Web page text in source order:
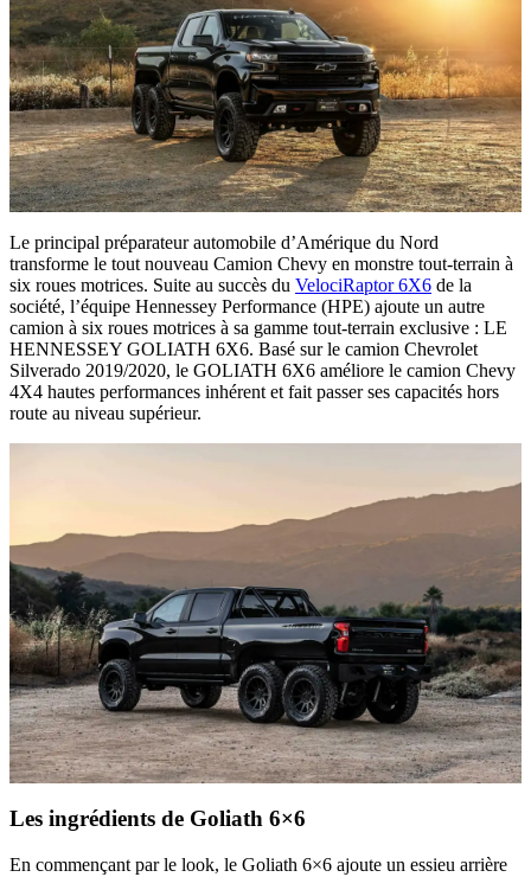
Le principal préparateur automobile d’Amérique du Nord
transforme le tout nouveau Camion Chevy en monstre tout-terrain à
six roues motrices. Suite au succès du VelociRaptor 6X6 de la
société, l’équipe Hennessey Performance (HPE) ajoute un autre
camion à six roues motrices à sa gamme tout-terrain exclusive : LE
HENNESSEY GOLIATH 6X6. Basé sur le camion Chevrolet
Silverado 2019/2020, le GOLIATH 6X6 améliore le camion Chevy
4X4 hautes performances inhérent et fait passer ses capacités hors
route au niveau supérieur.
Les ingrédients de Goliath 6×6
En commençant par le look, le Goliath 6×6 ajoute un essieu arrière